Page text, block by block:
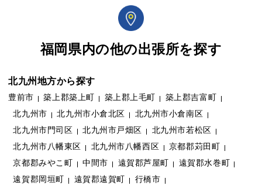
福岡県内の他の出張所を探す
北九州地方から探す
豊前市 築上郡築上町 築上郡上毛町
築上郡吉富町
北九州市
北九州市小倉北区
北九州市小倉南区
北九州市門司区
北九州市戸畑区
北九州市若松区
北九州市八幡東区
北九州市八幡西区
京都郡苅田町
京都郡みやこ町
中間市 遠賀郡芦屋町
遠賀郡水巻町
遠賀郡岡垣町
遠賀郡遠賀町 行橋市